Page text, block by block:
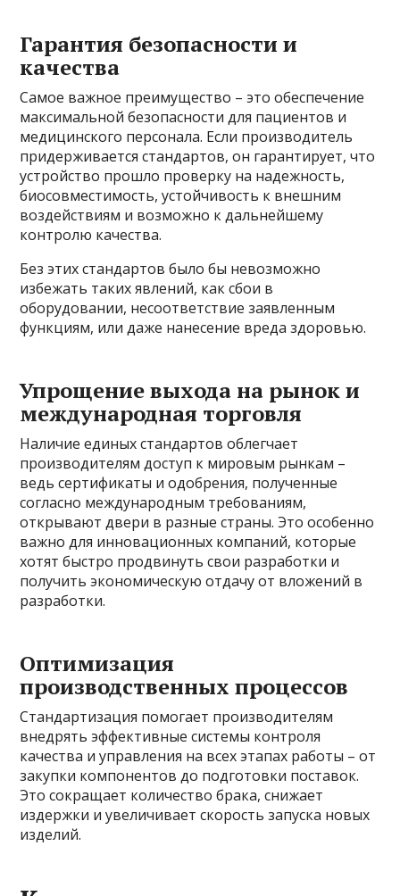
Гарантия безопасности и
качества
Самое важное преимущество – это обеспечение
максимальной безопасности для пациентов и
медицинского персонала. Если производитель
придерживается стандартов, он гарантирует, что
устройство прошло проверку на надежность,
биосовместимость, устойчивость к внешним
воздействиям и возможно к дальнейшему
контролю качества.
Без этих стандартов было бы невозможно
избежать таких явлений, как сбои в
оборудовании, несоответствие заявленным
функциям, или даже нанесение вреда здоровью.
Упрощение выхода на рынок и
международная торговля
Наличие единых стандартов облегчает
производителям доступ к мировым рынкам –
ведь сертификаты и одобрения, полученные
согласно международным требованиям,
открывают двери в разные страны. Это особенно
важно для инновационных компаний, которые
хотят быстро продвинуть свои разработки и
получить экономическую отдачу от вложений в
разработки.
Оптимизация
производственных процессов
Стандартизация помогает производителям
внедрять эффективные системы контроля
качества и управления на всех этапах работы – от
закупки компонентов до подготовки поставок.
Это сокращает количество брака, снижает
издержки и увеличивает скорость запуска новых
изделий.